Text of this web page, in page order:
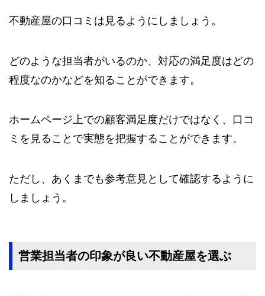
不動産屋の口コミは見るようにしましょう。
どのような担当者がいるのか、対応の満足度はどの
程度なのかなどを知ることができます。
ホームページ上での顧客満足度だけではなく、口コ
ミを見ることで実態を把握することができます。
ただし、あくまでも参考意見として確認するように
しましょう。
営業担当者の印象が良い不動産屋を選ぶ